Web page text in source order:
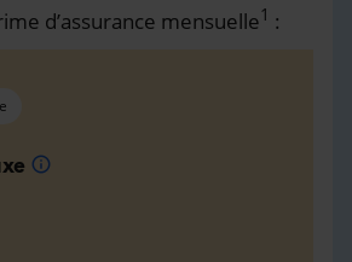
d’assurance mensuelle1 :
info